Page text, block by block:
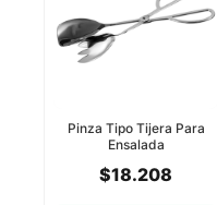
Pinza Tipo Tijera Para
Ensalada
$18.208